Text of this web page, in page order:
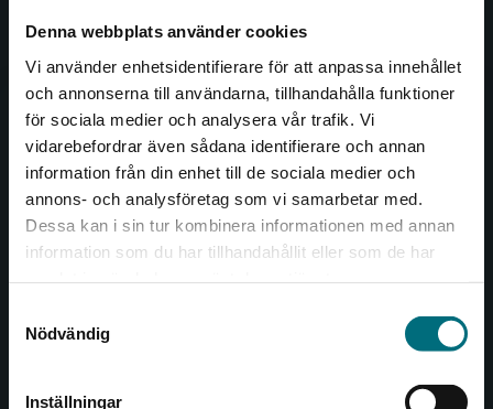
Denna webbplats använder cookies
Vi använder enhetsidentifierare för att anpassa innehållet
och annonserna till användarna, tillhandahålla funktioner
för sociala medier och analysera vår trafik. Vi
vidarebefordrar även sådana identifierare och annan
information från din enhet till de sociala medier och
annons- och analysföretag som vi samarbetar med.
Dessa kan i sin tur kombinera informationen med annan
information som du har tillhandahållit eller som de har
Nödvändig
Inställningar
Begränsad fraktregion
Det verkar som att du besöker
Sverige. För att kunna slutföra ett köp måste
såväl barn som vuxna.
Nypon och Vilja förlag är en del av Studentlitteratur.
Kontakta oss
Kontakta oss
046-31 20 00
Box 141
Besöksadress:
Åkergränden 1